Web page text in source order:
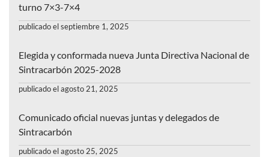
turno 7×3-7×4
publicado el septiembre 1, 2025
Elegida y conformada nueva Junta Directiva Nacional de
Sintracarbón 2025-2028
publicado el agosto 21, 2025
Comunicado oficial nuevas juntas y delegados de
Sintracarbón
publicado el agosto 25, 2025